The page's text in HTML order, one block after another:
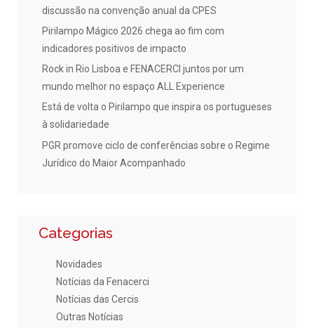
discussão na convenção anual da CPES
Pirilampo Mágico 2026 chega ao fim com
indicadores positivos de impacto
Rock in Rio Lisboa e FENACERCI juntos por um
mundo melhor no espaço ALL Experience
Está de volta o Pirilampo que inspira os portugueses
à solidariedade
PGR promove ciclo de conferências sobre o Regime
Jurídico do Maior Acompanhado
Categorias
Novidades
Notícias da Fenacerci
Notícias das Cercis
Outras Notícias